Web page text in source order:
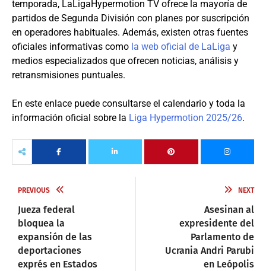
temporada, LaLigaHypermotion TV ofrece la mayoría de
partidos de Segunda División con planes por suscripción
en operadores habituales. Además, existen otras fuentes
oficiales informativas como la web oficial de LaLiga y
medios especializados que ofrecen noticias, análisis y
retransmisiones puntuales.
En este enlace puede consultarse el calendario y toda la
información oficial sobre la Liga Hypermotion 2025/26.
PREVIOUS
Jueza federal
bloquea la
expansión de las
deportaciones
exprés en Estados
NEXT
Asesinan al
expresidente del
Parlamento de
Ucrania Andri Parubi
en Leópolis